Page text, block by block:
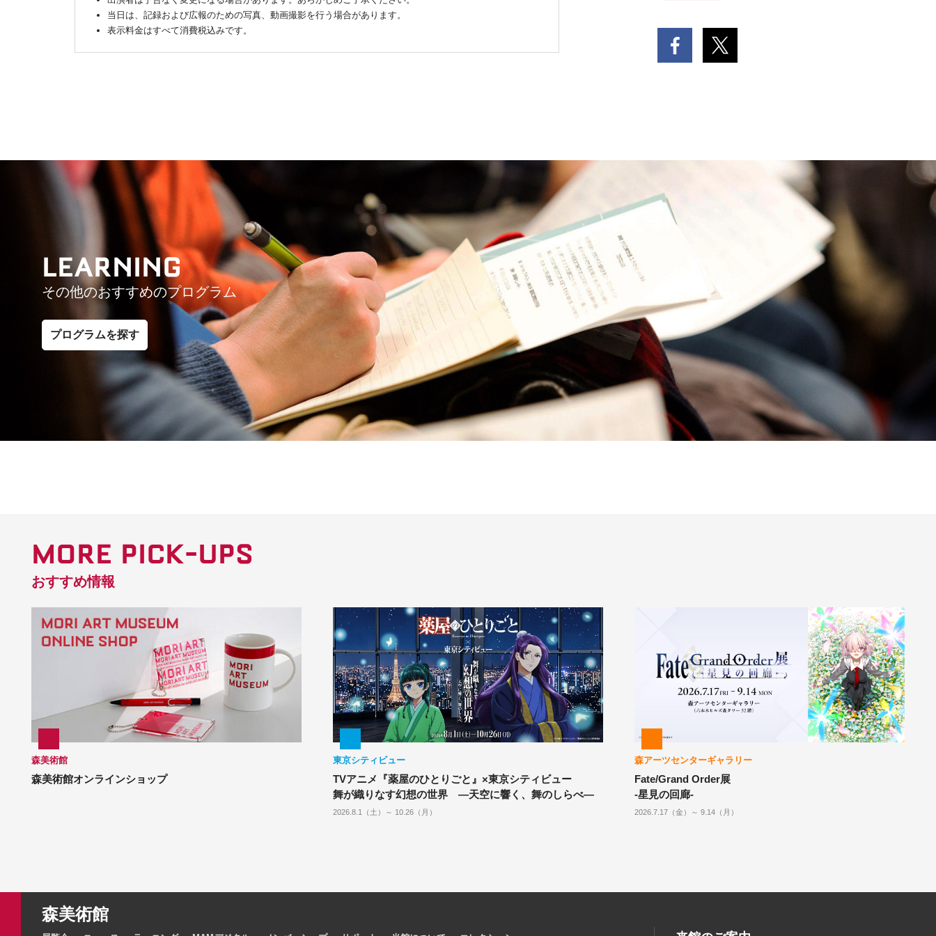
当日は、記録および広報のための写真、動画撮影を行う場合があります。
表示料金はすべて消費税込みです。
LEARNING
その他のおすすめのプログラム
プログラムを探す
MORE PICK-UPS
おすすめ情報
森美術館
森美術館オンラインショップ
東京シティビュー
TVアニメ『薬屋のひとりごと』×東京シティビュー
舞が織りなす幻想の世界 ―天空に響く、舞のしらべ―
2026.8.1（土）～ 10.26（月）
森アーツセンターギャラリー
Fate/Grand Order展
-星見の回廊-
2026.7.17（金）～ 9.14（月）
森美術館